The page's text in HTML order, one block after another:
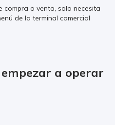
o venta, solo necesita
de la terminal comercial
a operar